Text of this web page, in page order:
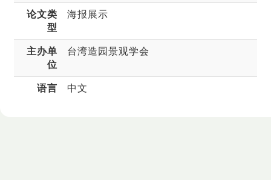
论文类
型
海报展示
主办单
位
台湾造园景观学会
语言 中文